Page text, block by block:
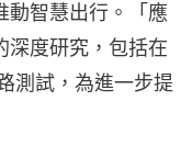
動智慧出行。「應
深度研究，包括在
測試，為進一步提